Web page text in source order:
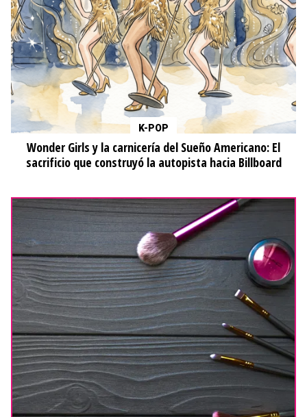
K-POP
Wonder Girls y la carnicería del Sueño Americano: El
sacrificio que construyó la autopista hacia Billboard